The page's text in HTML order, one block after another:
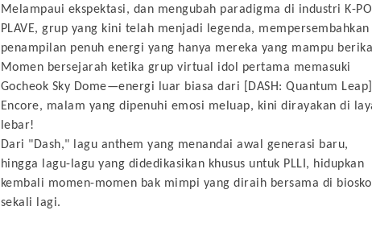
Melampaui ekspektasi, dan mengubah paradigma di industri K-
PLAVE, grup yang kini telah menjadi legenda, mempersembahkan
penampilan penuh energi yang hanya mereka yang mampu
Momen bersejarah ketika grup virtual idol pertama memasuki
Gocheok Sky Dome—energi luar biasa dari [DASH: Quantum Leap]
Encore, malam yang dipenuhi emosi meluap, kini dirayakan di
lebar!
Dari "Dash," lagu anthem yang menandai awal generasi baru,
hingga lagu-lagu yang didedikasikan khusus untuk PLLI, hidupkan
kembali momen-momen bak mimpi yang diraih bersama di
sekali lagi.